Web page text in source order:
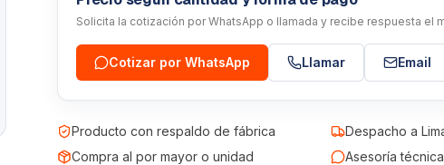
Solicita la cotización por WhatsApp o llamada y recibe respuesta el
Cotizar por WhatsApp Llamar Email
Producto con respaldo de fábrica
Despacho a
Compra al por mayor o unidad
Asesoría